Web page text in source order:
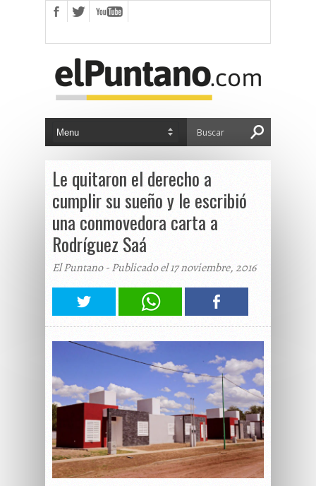
Le quitaron el derecho a
cumplir su sueño y le escribió
una conmovedora carta a
Rodríguez Saá
El Puntano - Publicado el 17 noviembre, 2016